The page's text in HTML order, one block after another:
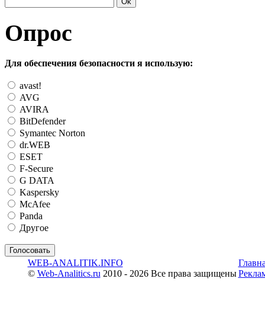
Опрос
Для обеспечения безопасности я использую:
avast!
AVG
AVIRA
BitDefender
Symantec Norton
dr.WEB
ESET
F-Secure
G DATA
Kaspersky
McAfee
Panda
Другое
WEB-ANALITIK.INFO
© Web-Analitics.ru 2010 - 2026 Все права защищены